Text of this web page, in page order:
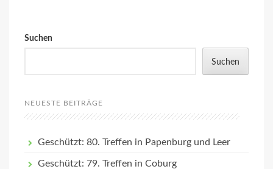
Suchen
Suchen
NEUESTE BEITRÄGE
Geschützt: 80. Treffen in Papenburg und Leer
Geschützt: 79. Treffen in Coburg